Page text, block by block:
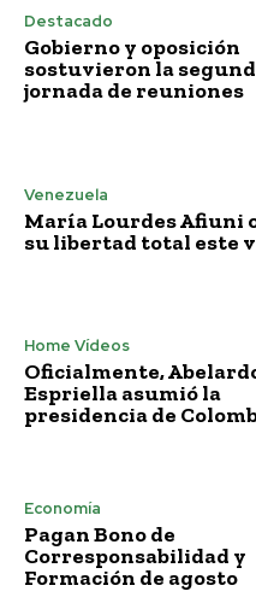
Destacado
Gobierno y oposición
sostuvieron la
jornada de reuniones
Venezuela
María Lourdes Afiuni
su libertad total este
Home Vídeos
Oficialmente,
Espriella asumió la
presidencia de
Economía
Pagan Bono de
Corresponsabilidad y
Formación de agosto